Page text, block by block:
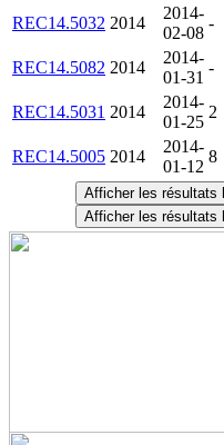
REC14.5032 2014
2014-
02-08
-
REC14.5082 2014
2014-
01-31
-
REC14.5031 2014
2014-
01-25
2
REC14.5005 2014
2014-
01-12
8
Afficher les résultats
Afficher les résultats